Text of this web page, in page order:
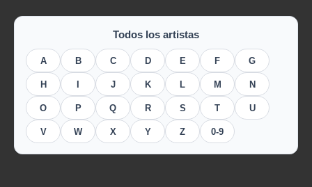
Todos los artistas
A B C D E F G
H J K L M N
O P Q R S T U
V W X Y Z 0-9